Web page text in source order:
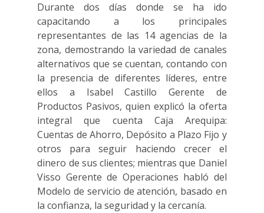
Durante dos días donde se ha ido
capacitando a los principales
representantes de las 14 agencias de la
zona, demostrando la variedad de canales
alternativos que se cuentan, contando con
la presencia de diferentes líderes, entre
ellos a Isabel Castillo Gerente de
Productos Pasivos, quien explicó la oferta
integral que cuenta Caja Arequipa:
Cuentas de Ahorro, Depósito a Plazo Fijo y
otros para seguir haciendo crecer el
dinero de sus clientes; mientras que Daniel
Visso Gerente de Operaciones habló del
Modelo de servicio de atención, basado en
la confianza, la seguridad y la cercanía.